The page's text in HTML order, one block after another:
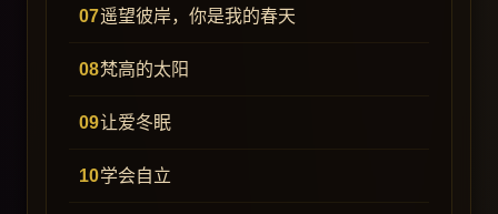
遥望彼岸，你是我的春天
梵高的太阳
让爱冬眠
学会自立